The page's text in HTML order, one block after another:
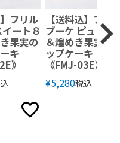
】フリル
ート８
果実の
キ
》
【送料込】フリ
ブーケ ピュア８
＆煌めき果実の
ップケーキ
《FMJ-03E》
¥5,280税込